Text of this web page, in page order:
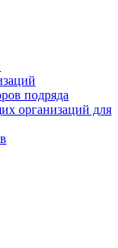
подряда
организаций для